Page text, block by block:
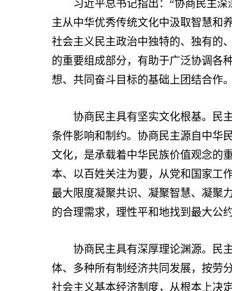
习近平总书记指出：“协商民主深
主从中华优秀传统文化中汲取智慧和
社会主义民主政治中独特的、独有的
的重要组成部分，有助于广泛协调各
想、共同奋斗目标的基础上团结合作。
协商民主具有坚实文化根基。民主
条件影响和制约。协商民主源自中华
文化，是承载着中华民族价值观念的
本、以百姓关注为要，从党和国家工
最大限度凝聚共识、凝聚智慧、凝聚
的合理需求，理性平和地找到最大公约
协商民主具有深厚理论渊源。民主
体、多种所有制经济共同发展，按劳
社会主义基本经济制度，从根本上决